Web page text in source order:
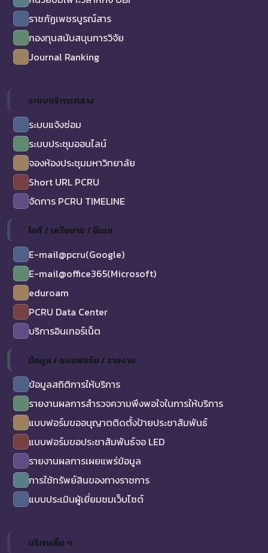
ราชภัฏเพชรบูรณ์สาร
กองทุนสนับสนุนการวิจัย
Journal Ranking
ระบบบริการกลาง
ระบบแจ้งซ่อม
ระบบประชุมออนไลน์
จองห้องประชุมมหาวิทยาลัย
Short URL PCRU
จัดการ PCRU TIMELINE
ไอที / เครือข่าย / อีเมล
E-mail@pcru(Google)
E-mail@office365(Microsoft)
eduroam
PCRU Data Center
บริการอินเทอร์เน็ต
ข้อมูล / แบบฟอร์ม / รายงาน
ข้อมูลสถิติการให้บริการ
รายงานผลการสำรวจความพึงพอใจในการให้บริการ
แบบฟอร์มขออนุญาตติดตั้งป้ายประชาสัมพันธ์
แบบฟอร์มขอประชาสัมพันธ์จอ LED
รายงานผลการเผยแพร่ข้อมูล
การใช้ทรัพย์สินของทางราชการ
แบบประเมินผู้เยี่ยมชมเว็บไซต์
บริการอื่น ๆ